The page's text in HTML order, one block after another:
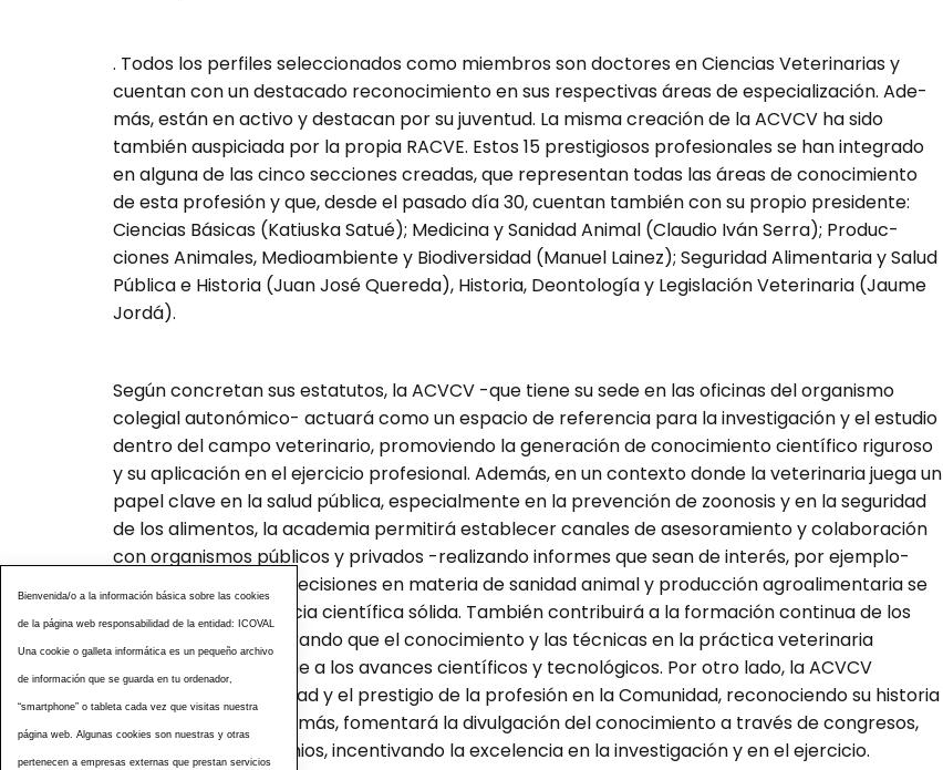
. Todos los perfiles seleccionados como miembros son doctores en Ciencias Veterinarias y
cuentan con un destacado reconocimiento en sus respectivas áreas de especialización. Ade­
más, están en activo y destacan por su juventud. La misma creación de la ACVCV ha sido
también auspiciada por la propia RACVE. Estos 15 prestigiosos profesionales se han integrado
en alguna de las cinco sec­ciones creadas, que representan todas las áreas de conocimiento
de esta profesión y que, desde el pasado día 30, cuentan también con su propio presidente:
Ciencias Básicas (Katiuska Satué); Medicina y Sanidad Animal (Claudio Iván Serra); Pro­­­duc­­
ciones Animales, Medioambiente y Biodiversidad (Manuel Lainez); Seguridad Alimentaria y Salud
Pública e Historia (Juan José Quereda), Historia, Deontología y Legislación Veterinaria (Jaume
Jordá).
Según concretan sus estatutos, la ACVCV -que tiene su sede en las oficinas del organismo
colegial autonómico- actuará co­mo un espacio de referencia para la investigación y el estudio
dentro del campo veterinario, promoviendo la generación de co­no­ci­miento científico riguroso
y su aplicación en el ejercicio profesional. Además, en un contexto donde la veterinaria juega un
papel clave en la salud pública, especialmente en la prevención de zoonosis y en la seguridad
de los alimentos, la academia permitirá es­ta­blecer canales de asesoramiento y colaboración
con organismos públicos y privados -realizando informes que sean de interés, por ejemplo-
asegurando que las decisiones en materia de sanidad animal y pro­ducción agroa­limentaria se
basen en una evidencia cien­tífica sólida. También contribuirá a la formación continua de los
pro­fesionales, asegurando que el conocimiento y las técnicas en la práctica veterinaria
evolucionen con­forme a los avances científicos y tecnológicos. Por otro lado, la ACVCV
fortalecerá la identidad y el prestigio de la profesión en la Comunidad, reconociendo su historia
y su papel social. Además, fomentará la divulgación del co­nocimiento a través de congresos,
publicaciones y premios, incentivando la excelencia en la investigación y en el ejercicio.
Bienvenida/o a la información básica sobre las cookies
de la página web responsabilidad de la entidad: ICOVAL
Una cookie o galleta informática es un pequeño archivo
de información que se guarda en tu ordenador,
“smartphone” o tableta cada vez que visitas nuestra
página web. Algunas cookies son nuestras y otras
pertenecen a empresas externas que prestan servicios